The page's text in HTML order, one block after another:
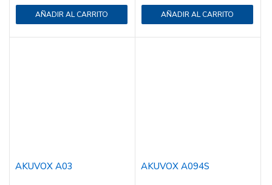
AÑADIR AL CARRITO AÑADIR AL CARRITO
AKUVOX A03 AKUVOX A094S